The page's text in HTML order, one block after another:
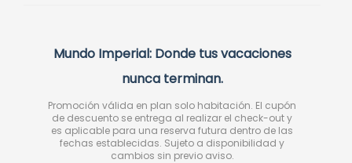
Mundo Imperial: Donde tus vacaciones
nunca terminan.
Promoción válida en plan solo habitación. El cupón
de descuento se entrega al realizar el check-out y
es aplicable para una reserva futura dentro de las
fechas establecidas. Sujeto a disponibilidad y
cambios sin previo aviso.